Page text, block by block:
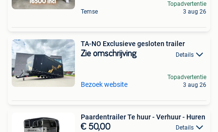
Temse
Topadvertentie
3 aug 26
TA-NO Exclusieve gesloten trailer
Zie omschrijving Details
Bezoek website
Topadvertentie
3 aug 26
Paardentrailer Te huur - Verhuur - Huren
€ 50,00 Details